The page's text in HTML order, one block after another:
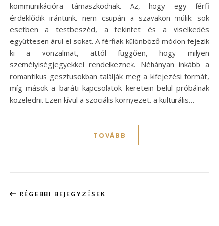
kommunikációra támaszkodnak. Az, hogy egy férfi
érdeklődik irántunk, nem csupán a szavakon múlik; sok
esetben a testbeszéd, a tekintet és a viselkedés
együttesen árul el sokat. A férfiak különböző módon fejezik
ki a vonzalmat, attól függően, hogy milyen
személyiségjegyekkel rendelkeznek. Néhányan inkább a
romantikus gesztusokban találják meg a kifejezési formát,
míg mások a baráti kapcsolatok keretein belül próbálnak
közeledni. Ezen kívül a szociális környezet, a kulturális…
TOVÁBB
RÉGEBBI BEJEGYZÉSEK